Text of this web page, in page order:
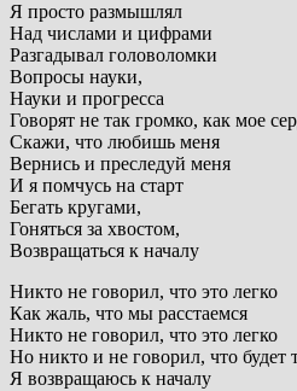
Я просто размышлял
Над числами и цифрами
Разгадывал головоломки
Вопросы науки,
Науки и прогресса
Говорят не так громко, как мое
Скажи, что любишь меня
Вернись и преследуй меня
И я помчусь на старт
Бегать кругами,
Гоняться за хвостом,
Возвращаться к началу
Никто не говорил, что это легко
Как жаль, что мы расстаемся
Никто не говорил, что это легко
Но никто и не говорил, что будет
Я возвращаюсь к началу